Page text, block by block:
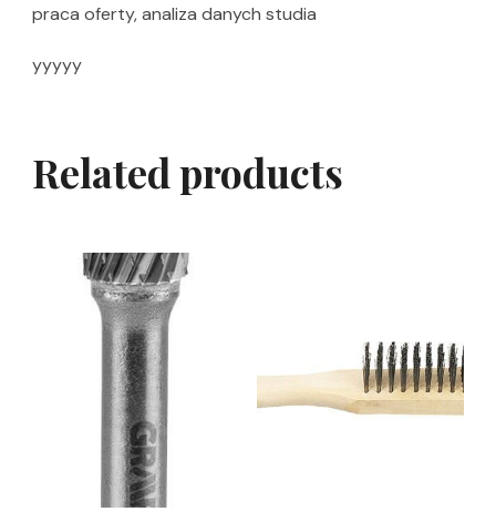
praca oferty, analiza danych studia
yyyyy
Related products